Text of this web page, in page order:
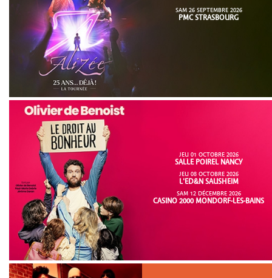
SAM 26 SEPTEMBRE 2026
PMC STRASBOURG
JEU 01 OCTOBRE 2026
SALLE POIREL NANCY
JEU 08 OCTOBRE 2026
L'ED&N SAUSHEIM
SAM 12 DÉCEMBRE 2026
CASINO 2000 MONDORF-LES-BAINS